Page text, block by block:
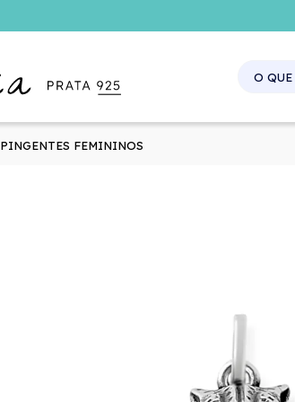
PINGENTES FEMININOS